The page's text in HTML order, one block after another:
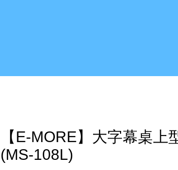
【E-MORE】大字幕桌上
(MS-108L)